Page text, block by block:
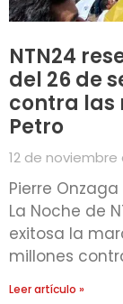
NTN24
del 26 de
contra las
Petro
12 de noviembre
Pierre
La Noche de
exitosa la
millones
Leer artículo »